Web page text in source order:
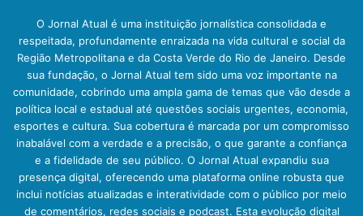
O Jornal Atual é uma instituição jornalística consolidada e
respeitada, profundamente enraizada na vida cultural e social da
Região Metropolitana e da Costa Verde do Rio de Janeiro. Desde
sua fundação, o Jornal Atual tem sido uma voz importante na
comunidade, cobrindo uma ampla gama de temas que vão desde a
política local e estadual até questões sociais urgentes, economia,
esportes e cultura. Sua cobertura é marcada por um compromisso
inabalável com a verdade e a precisão, o que garante a confiança
e a fidelidade de seu público. O Jornal Atual expandiu sua
presença digital, oferecendo uma plataforma online robusta que
inclui notícias atualizadas e interatividade com o público por meio
de comentários, redes sociais e podcast. Esta evolução digital